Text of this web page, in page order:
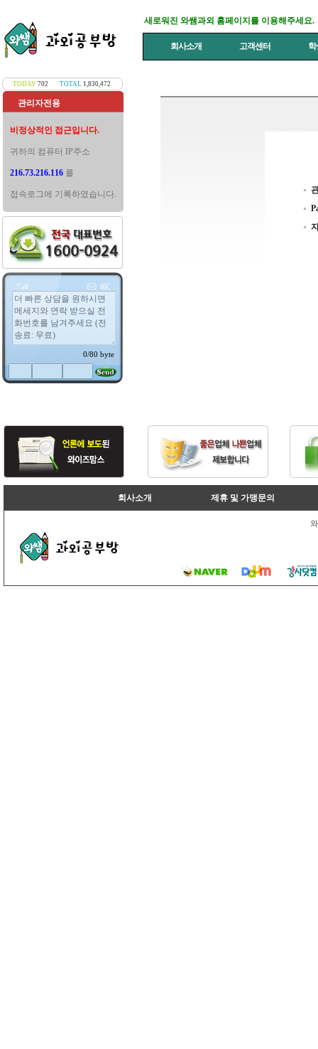
새로워진 와쌤과외 홈페이지를 이용해주세요.
회사소개 고객센터
TODAY 702 TOTAL 1,830,472
관리자전용
비정상적인 접근입니다.
귀하의 컴퓨터 IP주소
216.73.216.116 를
접속로그에 기록하였습니다.
회사소개 제휴 및 가맹문의